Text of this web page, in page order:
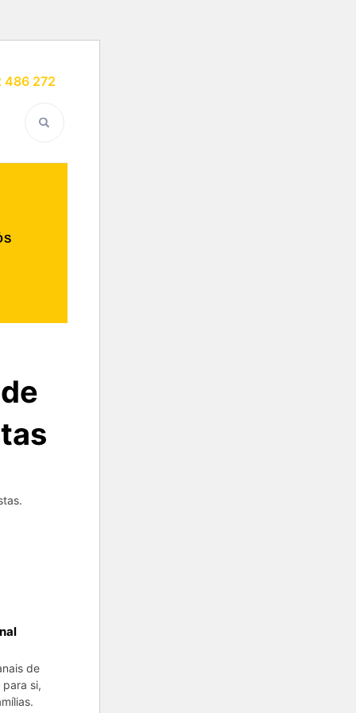
Viagens
486 272
de
para si,